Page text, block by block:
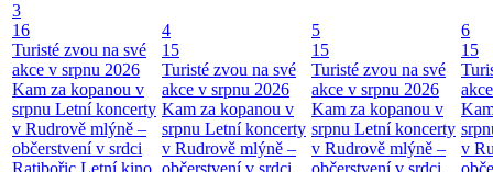
3
16
Turisté zvou na své
akce v srpnu 2026
Kam za kopanou v
srpnu Letní koncerty
v Rudrově mlýně –
občerstvení v srdci
4
15
Turisté zvou na své
akce v srpnu 2026
Kam za kopanou v
srpnu Letní koncerty
v Rudrově mlýně –
5
15
Turisté zvou na své
akce v srpnu 2026
Kam za kopanou v
srpnu Letní koncerty
v Rudrově mlýně –
6
15
v